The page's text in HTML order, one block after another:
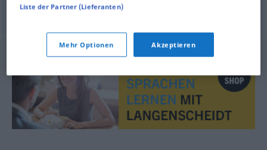
Liste der Partner (Lieferanten)
Mehr Optionen Akzeptieren